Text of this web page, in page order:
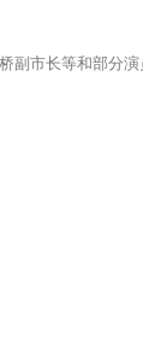
副市长等和部分